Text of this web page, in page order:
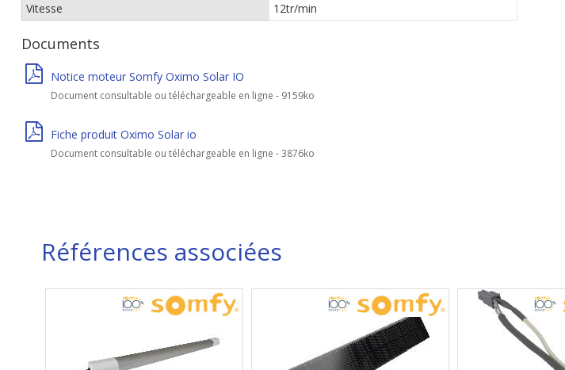
Vitesse
12tr/min
Documents
Notice moteur Somfy Oximo Solar IO
Document consultable ou téléchargeable en ligne - 9159ko
Fiche produit Oximo Solar io
Document consultable ou téléchargeable en ligne - 3876ko
Références associées